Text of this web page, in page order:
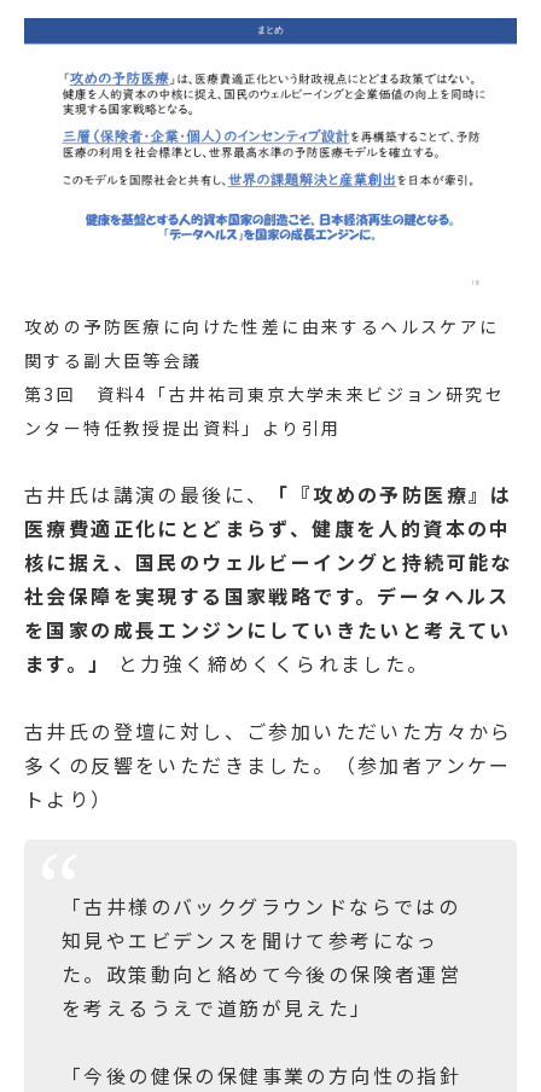
攻めの予防医療に向けた性差に由来するヘルスケアに
関する副大臣等会議
第3回 資料4「古井祐司東京大学未来ビジョン研究セ
ンター特任教授提出資料 」より引用
古井氏は講演の最後に、
「『攻めの予防医療』は
医療費適正化にとどまらず、健康を人的資本の中
核に据え、国民のウェルビーイングと持続可能な
社会保障を実現する国家戦略です。データヘルス
を国家の成長エンジンにしていきたいと考えてい
ます。」
と力強く締めくくられました。
古井氏の登壇に対し、ご参加いただいた方々から
多くの反響をいただきました。（参加者アンケー
トより）
「古井様のバックグラウンドならではの
知見やエビデンスを聞けて参考になっ
た。政策動向と絡めて今後の保険者運営
を考えるうえで道筋が見えた」
「今後の健保の保健事業の方向性の指針